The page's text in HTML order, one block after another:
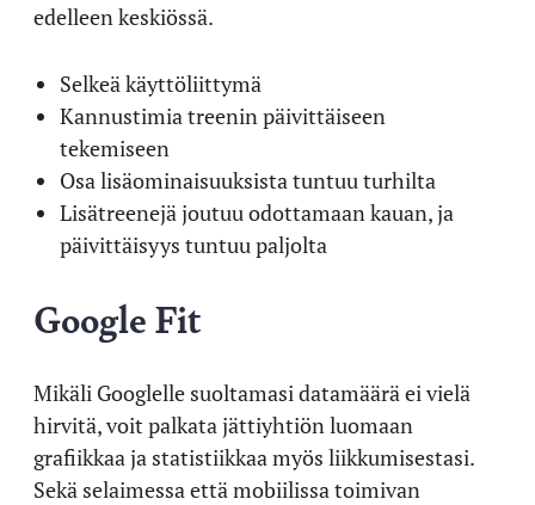
edelleen keskiössä.
Selkeä käyttöliittymä
Kannustimia treenin päivittäiseen
tekemiseen
Osa lisäominaisuuksista tuntuu turhilta
Lisätreenejä joutuu odottamaan kauan, ja
päivittäisyys tuntuu paljolta
Google Fit
Mikäli Googlelle suoltamasi datamäärä ei vielä
hirvitä, voit palkata jättiyhtiön luomaan
grafiikkaa ja statistiikkaa myös liikkumisestasi.
Sekä selaimessa että mobiilissa toimivan